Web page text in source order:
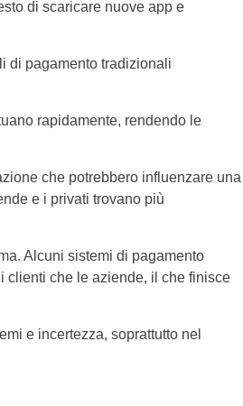
di scaricare nuove app e
di pagamento tradizionali
rapidamente, rendendo le
che potrebbero influenzare una
e i privati ​​trovano più
Alcuni sistemi di pagamento
clienti che le aziende, il che finisce
e incertezza, soprattutto nel